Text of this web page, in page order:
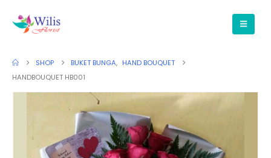
SHOP BUKET BUNGA, HAND BOUQUET
HANDBOUQUET HB001